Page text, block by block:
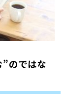
のではな